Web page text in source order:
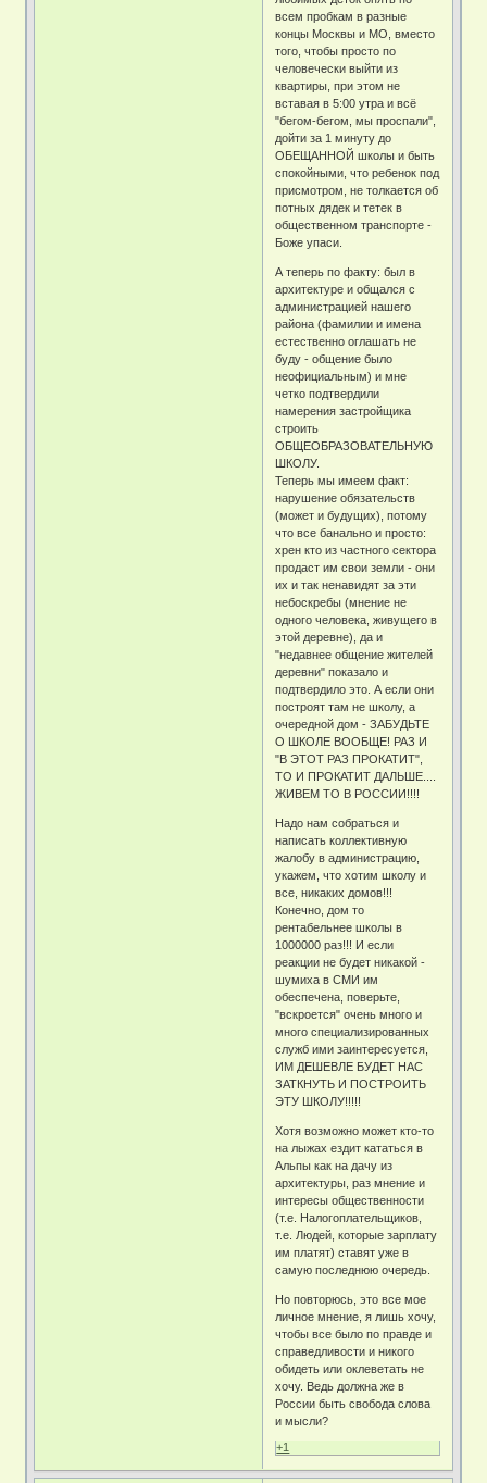
всем пробкам в разные
концы Москвы и МО, вместо
того, чтобы просто по
человечески выйти из
квартиры, при этом не
вставая в 5:00 утра и всё
"бегом-бегом, мы проспали",
дойти за 1 минуту до
ОБЕЩАННОЙ школы и быть
спокойными, что ребенок под
присмотром, не толкается об
потных дядек и тетек в
общественном транспорте -
Боже упаси.
А теперь по факту: был в
архитектуре и общался с
администрацией нашего
района (фамилии и имена
естественно оглашать не
буду - общение было
неофициальным) и мне
четко подтвердили
намерения застройщика
строить
ОБЩЕОБРАЗОВАТЕЛЬНУЮ
ШКОЛУ.
Теперь мы имеем факт:
нарушение обязательств
(может и будущих), потому
что все банально и просто:
хрен кто из частного сектора
продаст им свои земли - они
их и так ненавидят за эти
небоскребы (мнение не
одного человека, живущего в
этой деревне), да и
"недавнее общение жителей
деревни" показало и
подтвердило это. А если они
построят там не школу, а
очередной дом - ЗАБУДЬТЕ
О ШКОЛЕ ВООБЩЕ! РАЗ И
"В ЭТОТ РАЗ ПРОКАТИТ",
ТО И ПРОКАТИТ ДАЛЬШЕ....
ЖИВЕМ ТО В РОССИИ!!!!
Надо нам собраться и
написать коллективную
жалобу в администрацию,
укажем, что хотим школу и
все, никаких домов!!!
Конечно, дом то
рентабельнее школы в
1000000 раз!!! И если
реакции не будет никакой -
шумиха в СМИ им
обеспечена, поверьте,
"вскроется" очень много и
много специализированных
служб ими заинтересуется,
ИМ ДЕШЕВЛЕ БУДЕТ НАС
ЗАТКНУТЬ И ПОСТРОИТЬ
ЭТУ ШКОЛУ!!!!!
Хотя возможно может кто-то
на лыжах ездит кататься в
Альпы как на дачу из
архитектуры, раз мнение и
интересы общественности
(т.е. Налогоплательщиков,
т.е. Людей, которые зарплату
им платят) ставят уже в
самую последнюю очередь.
Но повторюсь, это все мое
личное мнение, я лишь хочу,
чтобы все было по правде и
справедливости и никого
обидеть или оклеветать не
хочу. Ведь должна же в
России быть свобода слова
и мысли?
+1